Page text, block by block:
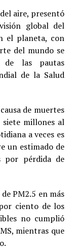
aire, presentó
global del
el planeta, con
del mundo se
de las pautas
de la Salud
de muertes
millones al
a veces es
un estimado de
por pérdida de
PM2.5 en más
ciento de los
no cumplió
mientras que